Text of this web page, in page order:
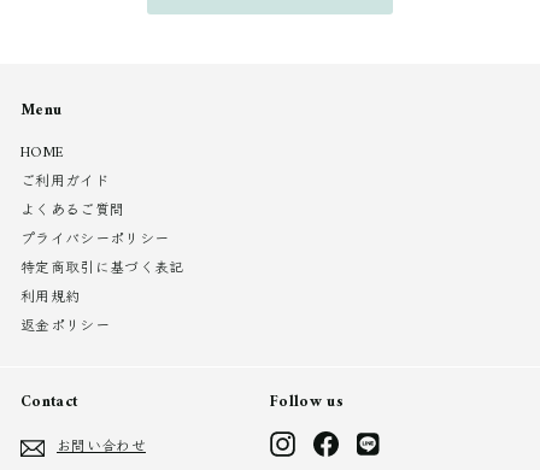
Menu
HOME
ご利用ガイド
よくあるご質問
プライバシーポリシー
特定商取引に基づく表記
利用規約
返金ポリシー
Contact
お問い合わせ
Follow us
Instagram Facebook